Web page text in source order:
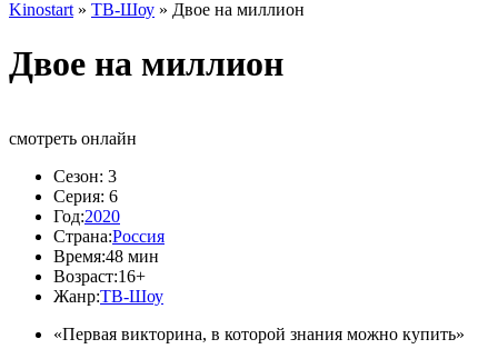
Kinostart » ТВ-Шоу » Двое на миллион
Двое на миллион
смотреть онлайн
Сезон: 3
Серия: 6
Год:2020
Страна:Россия
Время:48 мин
Возраст:16+
Жанр:ТВ-Шоу
«Первая викторина, в которой знания можно купить»